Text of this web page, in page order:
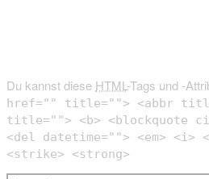
Du kannst diese HTML-Tags und -
href="" title=""> <abbr
title=""> <b> <blockquote
<del datetime=""> <em> <i>
<strike> <strong>